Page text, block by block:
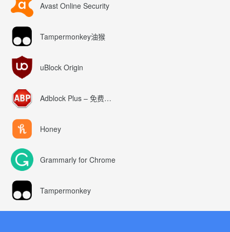
Avast Online Security
Tampermonkey油猴
uBlock Origin
Adblock Plus – 免费的广告拦截器
Honey
Grammarly for Chrome
Tampermonkey